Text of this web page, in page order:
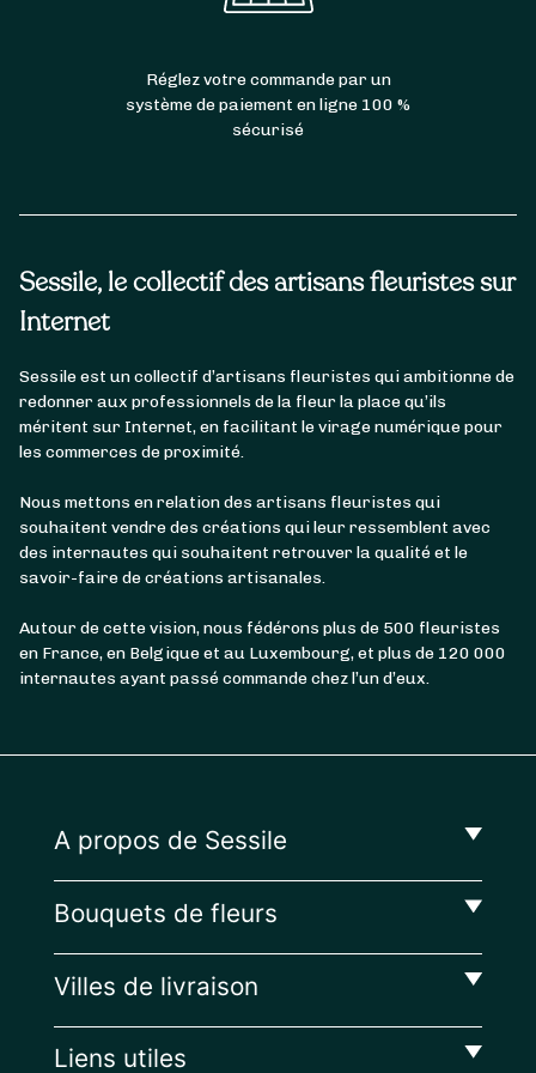
en-Provence, le château des Enfants et la
Nécropole nationale.
la boutique du fleuriste le plus proche de
votre goût pour qu’il reflète fidèlement
l’intensité de vos sentiments.
Les fleuristes à Aix-en-Provence, quartier
des Milles
Le quartier des Milles est l’un des quartiers
l’origine, il s’agissait d’une commune
indépendante connue pour ses tuileries.
Durant la seconde guerre mondiale, il a fait
office de camp de déportation ; depuis se tient
Milles.
Tous les bouquets de fleurs dont vous
Les fleuristes à Aix-en-Provence, ville des
Tours
Le quartier Ville des Tours correspond à
centre-ville, il abrite un riche patrimoine
la Seds et le théâtre d’Aix-en-Provence,
Sessile, le collectif des artisans fleuristes sur
Internet
Sessile est un collectif d’artisans fleuristes qui ambitionne de
redonner aux professionnels de la fleur la place qu’ils
méritent sur Internet, en facilitant le virage numérique pour
les commerces de proximité.
Nous mettons en relation des artisans fleuristes qui
souhaitent vendre des créations qui leur ressemblent avec
des internautes qui souhaitent retrouver la qualité et le
savoir-faire de créations artisanales.
Autour de cette vision, nous fédérons plus de 500 fleuristes
en France, en Belgique et au Luxembourg, et plus de 120 000
internautes ayant passé commande chez l’un d’eux.
Réglez votre commande par un
système de paiement en ligne 100 %
sécurisé
A propos de Sessile
Bouquets de fleurs
Villes de livraison
Liens utiles